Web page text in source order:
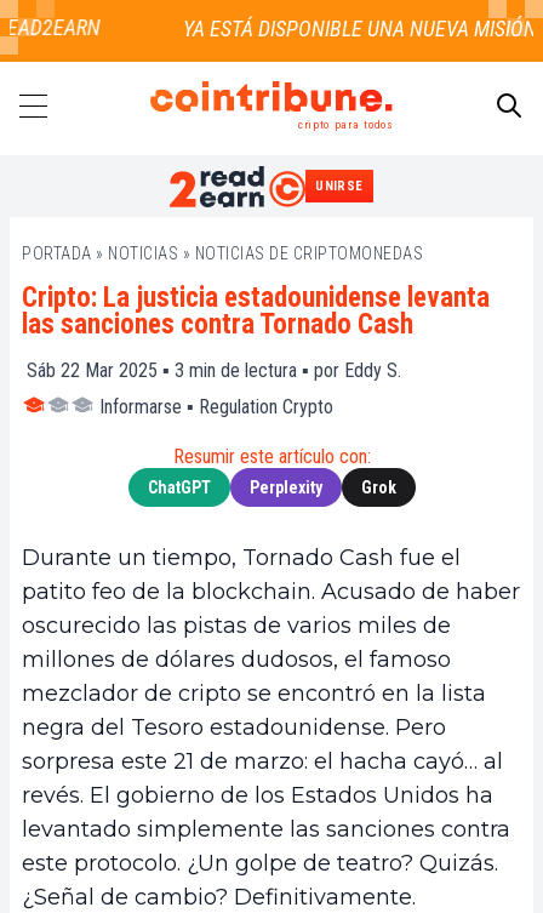
cripto para todos
UNIRSE
PORTADA » NOTICIAS » NOTICIAS DE CRIPTOMONEDAS
Cripto: La justicia estadounidense levanta
las sanciones contra Tornado Cash
Sáb 22 Mar 2025 ▪ 3 min de lectura ▪ por Eddy S.
Informarse ▪ Regulation Crypto
Resumir este artículo con:
ChatGPT Perplexity Grok
Durante un tiempo, Tornado Cash fue el
patito feo de la blockchain. Acusado de haber
oscurecido las pistas de varios miles de
millones de dólares dudosos, el famoso
mezclador de cripto se encontró en la lista
negra del Tesoro estadounidense. Pero
sorpresa este 21 de marzo: el hacha cayó… al
revés. El gobierno de los Estados Unidos ha
levantado simplemente las sanciones contra
este protocolo. ¿Un golpe de teatro? Quizás.
¿Señal de cambio? Definitivamente.